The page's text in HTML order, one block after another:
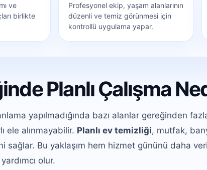
ve
birlikte
Profesyonel ekip, yaşam alanlarının
düzenli ve temiz görünmesi için
kontrollü uygulama yapar.
Planlı Çalışma
yapılmadığında bazı alanlar gereğinden
ele alınmayabilir. Planlı ev temizliği, mutfak,
sağlar. Bu yaklaşım hem hizmet gününü daha
olur.